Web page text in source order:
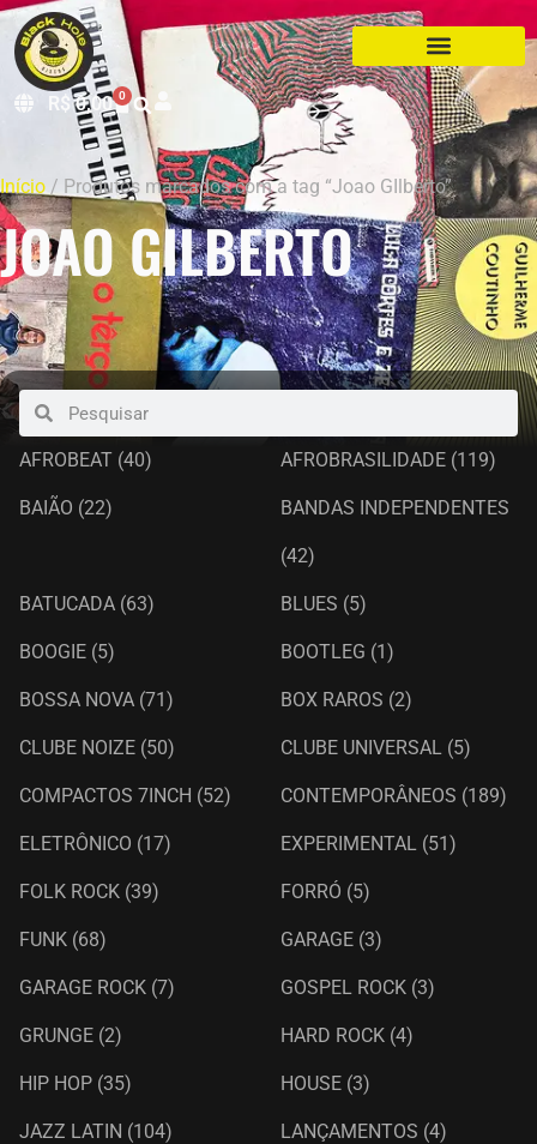
R$0,00 0
Início / Produtos marcados com a tag “Joao GIlberto”
JOAO GILBERTO
AFROBEAT (40) AFROBRASILIDADE (119)
BAIÃO (22) BANDAS INDEPENDENTES
(42)
BATUCADA (63) BLUES (5)
BOOGIE (5) BOOTLEG (1)
BOSSA NOVA (71) BOX RAROS (2)
CLUBE NOIZE (50) CLUBE UNIVERSAL (5)
COMPACTOS 7INCH (52) CONTEMPORÂNEOS (189)
ELETRÔNICO (17) EXPERIMENTAL (51)
FOLK ROCK (39) FORRÓ (5)
FUNK (68) GARAGE (3)
GARAGE ROCK (7) GOSPEL ROCK (3)
GRUNGE (2) HARD ROCK (4)
HIP HOP (35) HOUSE (3)
JAZZ LATIN (104) LANÇAMENTOS (4)